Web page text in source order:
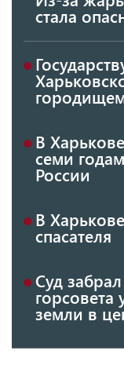
стала
В
семи
России
В
спасателя
Суд
горсовета
земли в